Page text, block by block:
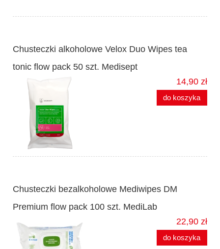
Chusteczki alkoholowe Velox Duo Wipes tea
tonic flow pack 50 szt. Medisept
14,90 zł
do koszyka
Chusteczki bezalkoholowe Mediwipes DM
Premium flow pack 100 szt. MediLab
22,90 zł
do koszyka